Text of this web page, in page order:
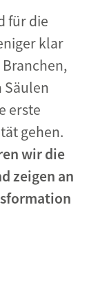
für die
klar
Säulen
erste
gehen.
wir die
zeigen an